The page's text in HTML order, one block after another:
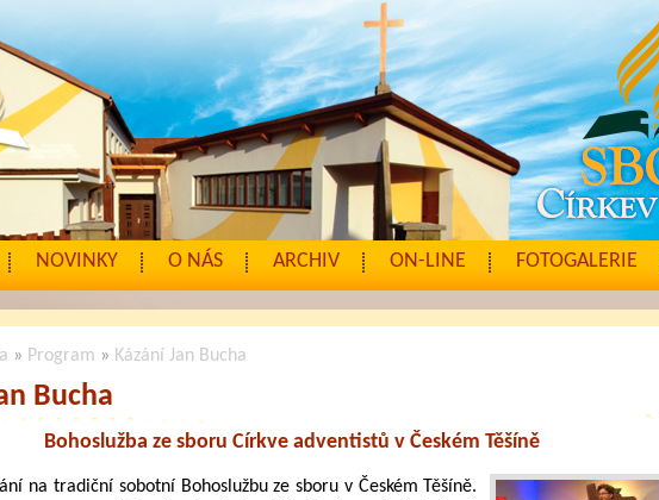
NOVINKY O NÁS ARCHIV ON-LINE FOTOGALERIE
» Program » Kázání Jan Bucha
Bucha
Bohoslužba ze sboru Církve adventistů v Českém Těšíně
na tradiční sobotní Bohoslužbu ze sboru v Českém Těšíně.